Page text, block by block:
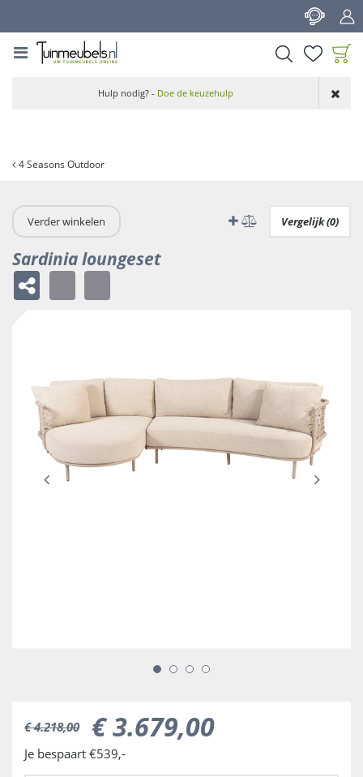
4 Seasons Outdoor
aan wensenlijst
Hulp nodig? - Doe de keuzehulp
Verder winkelen Vergelijk (0)
Sardinia loungeset
€ 4.218,00 €3.679,00
Je bespaart €539,-